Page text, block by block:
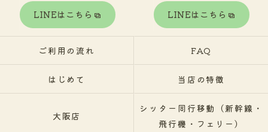
LINEはこちら LINEはこちら
ご利用の流れ FAQ
はじめて 当店の特徴
大阪店
シッター同行移動（新幹線・
飛行機・フェリー）